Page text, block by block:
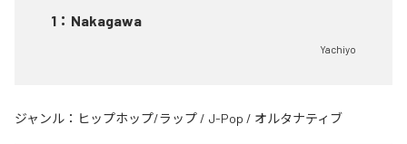
1 ： Nakagawa
Yachiyo
ジャンル： ヒップホップ/ラップ / J-Pop / オルタナティブ